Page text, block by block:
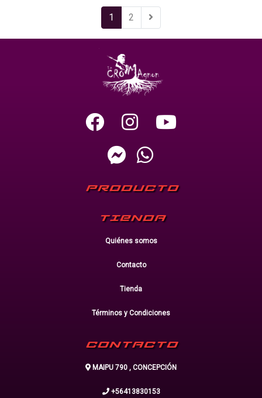
1 2
PRODUCTO
TIENDA
Quiénes somos
Contacto
Tienda
Términos y Condiciones
CONTACTO
MAIPU 790 , CONCEPCIÓN
+56413830153